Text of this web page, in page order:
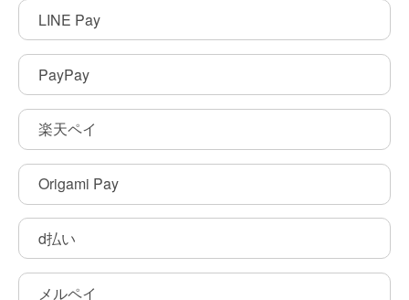
LINE Pay
PayPay
楽天ペイ
Origami Pay
d払い
メルペイ